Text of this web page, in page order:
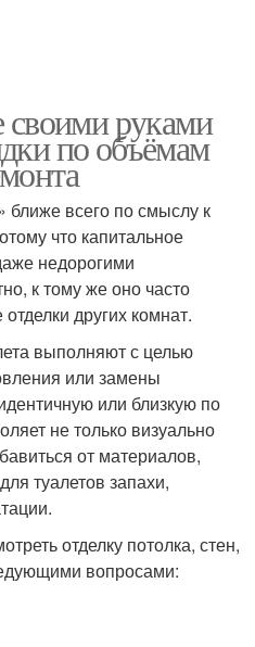
своими руками
по объёмам
всего по смыслу к
что капитальное
недорогими
к тому же оно часто
других комнат.
выполняют с целью
или замены
или близкую по
не только визуально
от материалов,
туалетов запахи,
отделку потолка, стен,
вопросами: